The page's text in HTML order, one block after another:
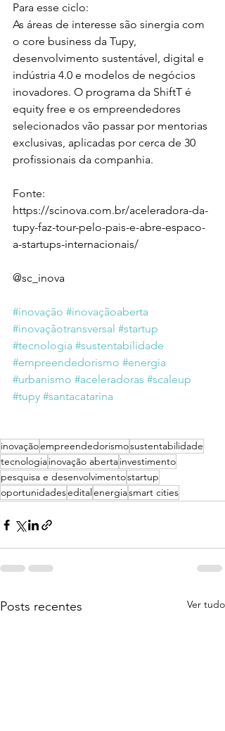
Para esse ciclo:
As áreas de interesse são sinergia com
o core business da Tupy,
desenvolvimento sustentável, digital e
indústria 4.0 e modelos de negócios
inovadores. O programa da ShiftT é
equity free e os empreendedores
selecionados vão passar por mentorias
exclusivas, aplicadas por cerca de 30
profissionais da companhia.
Fonte:
https://scinova.com.br/aceleradora-da-
tupy-faz-tour-pelo-pais-e-abre-espaco-
a-startups-internacionais/
@sc_inova
#inovação #inovaçãoaberta
#inovaçãotransversal #startup
#tecnologia #sustentabilidade
#empreendedorismo #energia
#urbanismo #aceleradoras #scaleup
#tupy #santacatarina
inovaçãoempreendedorismosustentabilidade
tecnologiainovação abertainvestimento
pesquisa e desenvolvimentostartup
oportunidadeseditalenergiasmart cities
Posts recentes Ver tudo